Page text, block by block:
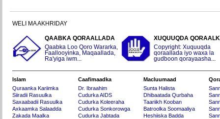
WELI MA AKHRIDAY
QAABKA QORAALLADA
Qaabka Loo Qoro Wararka,
Faallooyinka, Maqaallada,
Ra'yiga iwm...
XUQUUQDA
Copyright: Xuquuqda
qoraallada iyo waxa la
gudboon qorayaasha...
Islam
Quraanka Kariimka
Siiradii Rasuulka
Saxaabadii Rasuulka
Axkaamka Salaadda
Zakada Maalka
Caafimaadka
Dr. Ibraahim
Cudurka AIDS
Cudurka Koleeraha
Cudurka Sonkorowga
Cudurka Jabtada
Macluumaad
Sunta Halista
Dhibaatada Qurbaha
Taariikh Kooban
Batroolka Soomaaliya
Heshiiska Badda